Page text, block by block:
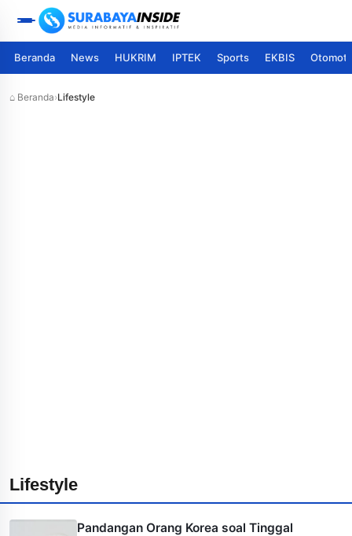
Beranda News HUKRIM IPTEK Sports EKBIS
⌂ Beranda›Lifestyle
Lifestyle
Pandangan Orang Korea soal Tinggal